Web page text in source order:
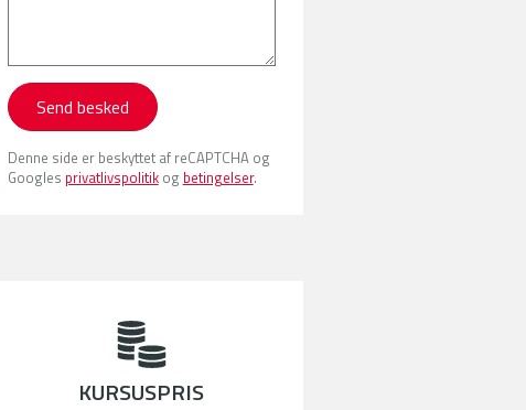
Send besked
Denne side er beskyttet af reCAPTCHA og
Googles privatlivspolitikog betingelser.
KURSUSPRIS